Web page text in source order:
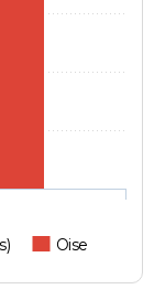
Oise